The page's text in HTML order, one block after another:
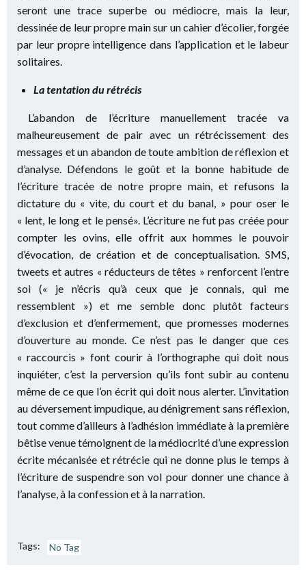
seront une trace superbe ou médiocre, mais la leur,
dessinée de leur propre main sur un cahier d’écolier, forgée
par leur propre intelligence dans l’application et le labeur
solitaires.
La tentation du rétrécis
L’abandon de l’écriture manuellement tracée va
malheureusement de pair avec un rétrécissement des
messages et un abandon de toute ambition de réflexion et
d’analyse. Défendons le goût et la bonne habitude de
l’écriture tracée de notre propre main, et refusons la
dictature du « vite, du court et du banal, » pour oser le
« lent, le long et le pensé». L’écriture ne fut pas créée pour
compter les ovins, elle offrit aux hommes le pouvoir
d’évocation, de création et de conceptualisation. SMS,
tweets et autres « réducteurs de têtes » renforcent l’entre
soi (« je n’écris qu’à ceux que je connais, qui me
ressemblent ») et me semble donc plutôt facteurs
d’exclusion et d’enfermement, que promesses modernes
d’ouverture au monde. Ce n’est pas le danger que ces
« raccourcis » font courir à l’orthographe qui doit nous
inquiéter, c’est la perversion qu’ils font subir au contenu
même de ce que l’on écrit qui doit nous alerter. L’invitation
au déversement impudique, au dénigrement sans réflexion,
tout comme d’ailleurs à l’adhésion immédiate à la première
bêtise venue témoignent de la médiocrité d’une expression
écrite mécanisée et rétrécie qui ne donne plus le temps à
l’écriture de suspendre son vol pour donner une chance à
l’analyse, à la confession et à la narration.
Tags: No Tag